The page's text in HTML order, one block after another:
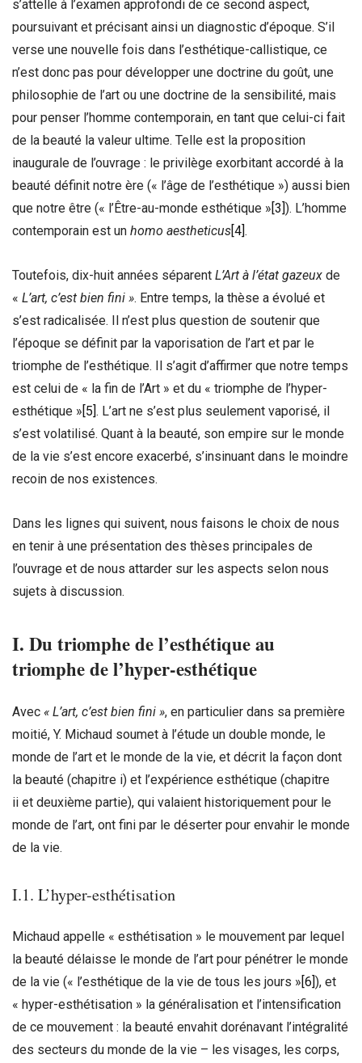
s’attelle à l’examen approfondi de ce second aspect,
poursuivant et précisant ainsi un diagnostic d’époque. S’il
verse une nouvelle fois dans l’esthétique-callistique, ce
n’est donc pas pour développer une doctrine du goût, une
philosophie de l’art ou une doctrine de la sensibilité, mais
pour penser l’homme contemporain, en tant que celui-ci fait
de la beauté la valeur ultime. Telle est la proposition
inaugurale de l’ouvrage : le privilège exorbitant accordé à la
beauté définit notre ère (« l’âge de l’esthétique ») aussi bien
que notre être (« l’Être-au-monde esthétique »[3]). L’homme
contemporain est un homo aestheticus[4].
Toutefois, dix-huit années séparent L’Art à l’état gazeux de
« L’art, c’est bien fini ». Entre temps, la thèse a évolué et
s’est radicalisée. Il n’est plus question de soutenir que
l’époque se définit par la vaporisation de l’art et par le
triomphe de l’esthétique. Il s’agit d’affirmer que notre temps
est celui de « la fin de l’Art » et du « triomphe de l’hyper-
esthétique » [5] . L’art ne s’est plus seulement vaporisé, il
s’est volatilisé. Quant à la beauté, son empire sur le monde
de la vie s’est encore exacerbé, s’insinuant dans le moindre
recoin de nos existences.
Dans les lignes qui suivent, nous faisons le choix de nous
en tenir à une présentation des thèses principales de
l’ouvrage et de nous attarder sur les aspects selon nous
sujets à discussion.
I. Du triomphe de l’esthétique au
triomphe de l’hyper-esthétique
Avec « L’art, c’est bien fini », en particulier dans sa première
moitié, Y. Michaud soumet à l’étude un double monde, le
monde de l’art et le monde de la vie, et décrit la façon dont
la beauté (chapitre i) et l’expérience esthétique (chapitre
ii et deuxième partie), qui valaient historiquement pour le
monde de l’art, ont fini par le déserter pour envahir le monde
de la vie.
I.1. L’hyper-esthétisation
Michaud appelle « esthétisation » le mouvement par lequel
la beauté délaisse le monde de l’art pour pénétrer le monde
de la vie (« l’esthétique de la vie de tous les jours »[6]), et
« hyper-esthétisation » la généralisation et l’intensification
de ce mouvement : la beauté envahit dorénavant l’intégralité
des secteurs du monde de la vie – les visages, les corps,